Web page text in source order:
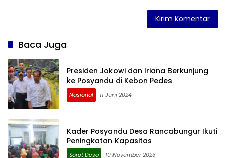
Baca Juga
Presiden Jokowi dan Iriana Berkunjung
ke Posyandu di Kebon Pedes
Nasional 11 Juni 2024
Kader Posyandu Desa Rancabungur Ikuti
Peningkatan Kapasitas
Sorot Desa 10 November 2023